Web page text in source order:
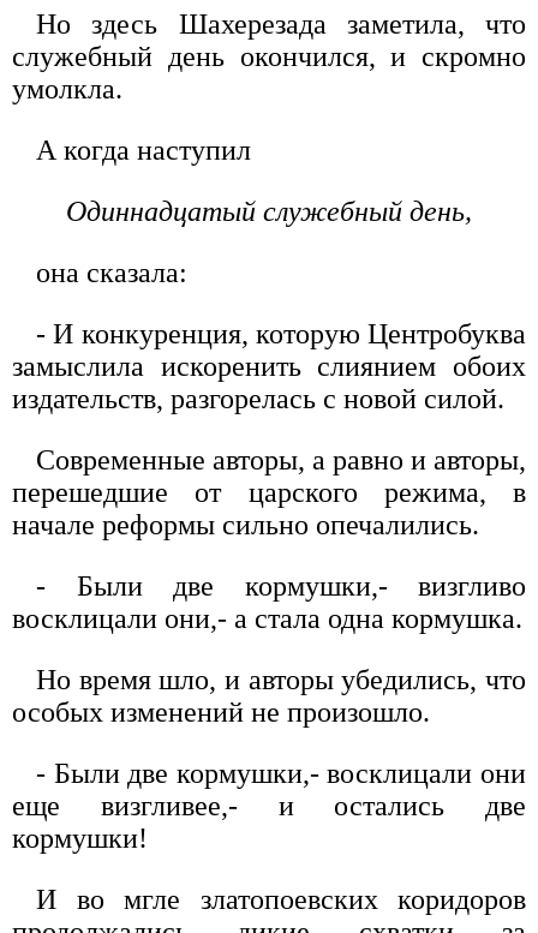
Но здесь Шахерезада заметила, что
служебный день окончился, и скромно
умолкла.
А когда наступил
Одиннадцатый служебный день,
она сказала:
- И конкуренция, которую Центробуква
замыслила искоренить слиянием обоих
издательств, разгорелась с новой силой.
Современные авторы, а равно и авторы,
перешедшие от царского режима, в
начале реформы сильно опечалились.
- Были две кормушки,- визгливо
восклицали они,- а стала одна кормушка.
Но время шло, и авторы убедились, что
особых изменений не произошло.
- Были две кормушки,- восклицали они
еще визгливее,- и остались две
кормушки!
И во мгле златопоевских коридоров